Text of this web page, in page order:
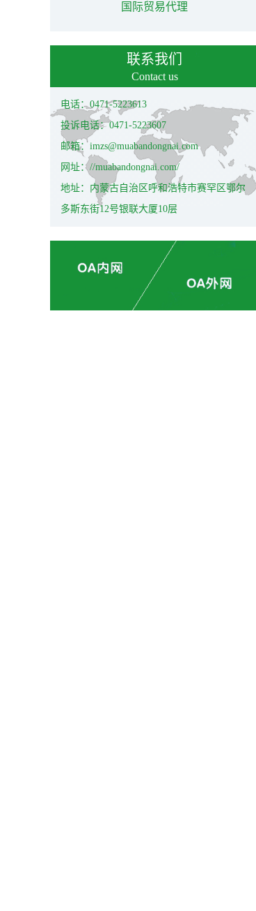
国际贸易代理
联系我们
Contact us
电话：0471-5223613
投诉电话：0471-5223607
邮箱：imzs@muabandongnai.com
网址：//muabandongnai.com/
地址：内蒙古自治区呼和浩特市赛罕区鄂尔
多斯东街12号银联大厦10层